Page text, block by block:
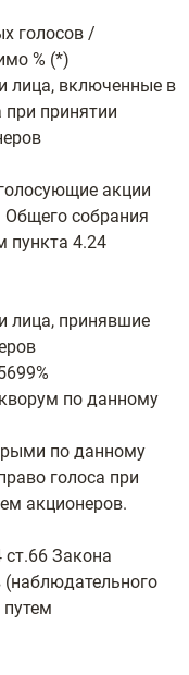
голосов /
% (*)
лица, включенные в
принятии
акции
Общего собрания
пункта 4.24
лица, принявшие
по данному
по данному
голоса при
акционеров.
ст.66 Закона